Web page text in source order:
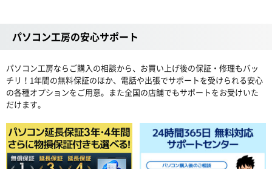
パソコン工房の安心サポート
パソコン工房ならご購入の相談から、お買い上げ後の保証・修理もバッ
チリ！1年間の無料保証のほか、電話や出張でサポートを受けられる安心
の各種オプションをご用意。また全国の店舗でもサポートをお受けいた
だけます。